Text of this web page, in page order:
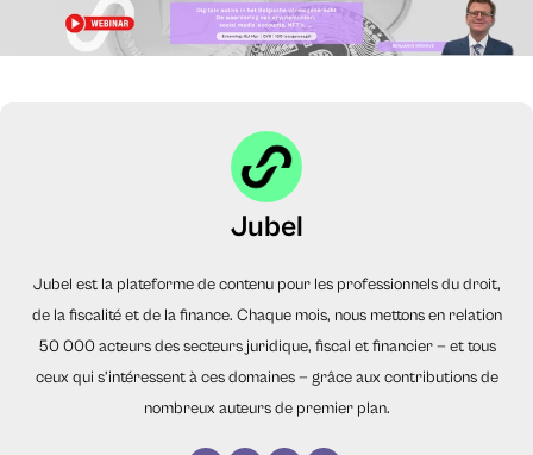
Jubel
Jubel est la plateforme de contenu pour les professionnels du droit,
de la fiscalité et de la finance. Chaque mois, nous mettons en relation
50 000 acteurs des secteurs juridique, fiscal et financier — et tous
ceux qui s’intéressent à ces domaines — grâce aux contributions de
nombreux auteurs de premier plan.